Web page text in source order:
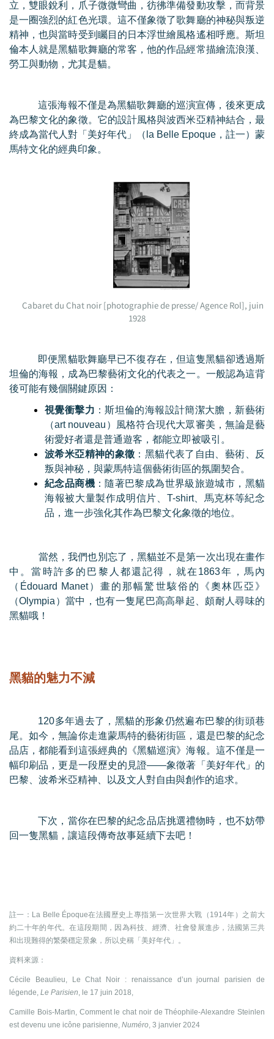
立，雙眼銳利，爪子微微彎曲，彷彿準備發動攻擊，而背景
是一圈強烈的紅色光環。這不僅象徵了歌舞廳的神秘與叛逆
精神，也與當時受到矚目的日本浮世繪風格遙相呼應。斯坦
倫本人就是黑貓歌舞廳的常客，他的作品經常描繪流浪漢、
勞工與動物，尤其是貓。
這張海報不僅是為黑貓歌舞廳的巡演宣傳，後來更成
為巴黎文化的象徵。它的設計風格與波西米亞精神結合，最
終成為當代人對「美好年代」（ la Belle Epoque ，註一）蒙
馬特文化的經典印象。
Cabaret du Chat noir [photographie de presse/ Agence Rol], juin
1928
即便黑貓歌舞廳早已不復存在，但這隻黑貓卻透過斯
坦倫的海報，成為巴黎藝術文化的代表之一。一般認為這背
後可能有幾個關鍵原因：
視覺衝擊力 ：斯坦倫的海報設計簡潔大膽，新藝術
（art nouveau ）風格符合現代大眾審美，無論是藝
術愛好者還是普通遊客，都能立即被吸引。
波希米亞精神的象徵 ：黑貓代表了自由、藝術、反
叛與神秘，與蒙馬特這個藝術街區的氛圍契合。
紀念品商機：隨著巴黎成為世界級旅遊城市，黑貓
海報被大量製作成明信片、 T-shirt、馬克杯等紀念
品，進一步強化其作為巴黎文化象徵的地位。
當然，我們也別忘了，黑貓並不是第一次出現在畫作
中。當時許多的巴黎人都還記得，就在 1863年，馬內
（ Édouard Manet）畫的那幅驚世駭俗的《奧林匹亞》
（Olympia ）當中，也有一隻尾巴高高舉起、頗耐人尋味的
黑貓哦！
黑貓的魅力不減
120多年過去了，黑貓的形象仍然遍布巴黎的街頭巷
尾。如今，無論你走進蒙馬特的藝術街區，還是巴黎的紀念
品店，都能看到這張經典的《黑貓巡演》海報。這不僅是一
幅印刷品，更是一段歷史的見證——象徵著「美好年代」的
巴黎、波希米亞精神、以及文人對自由與創作的追求。
下次，當你在巴黎的紀念品店挑選禮物時，也不妨帶
回一隻黑貓，讓這段傳奇故事延續下去吧！
註一：La Belle Époque在法國歷史上專指第一次世界大戰（1914年）之前大
約二十年的年代。在這段期間，因為科技、經濟、社會發展進步，法國第三共
和出現難得的繁榮穩定景象，所以史稱「美好年代」。
資料來源：
Cécile Beaulieu, Le Chat Noir : renaissance d’un journal parisien de
légende, Le Parisien, le 17 juin 2018,
Camille Bois-Martin, Comment le chat noir de Théophile-Alexandre Steinlen
est devenu une icône parisienne, Numéro, 3 janvier 2024